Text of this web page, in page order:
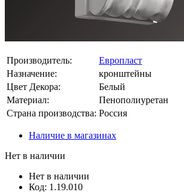
Производитель:
Европласт
Назначение:
кронштейны
Цвет Декора:
Белый
Материал:
Пенополиуретан
Страна производства: Россия
Наличие в магазинах
Нет в наличии
Нет в наличии
Код: 1.19.010